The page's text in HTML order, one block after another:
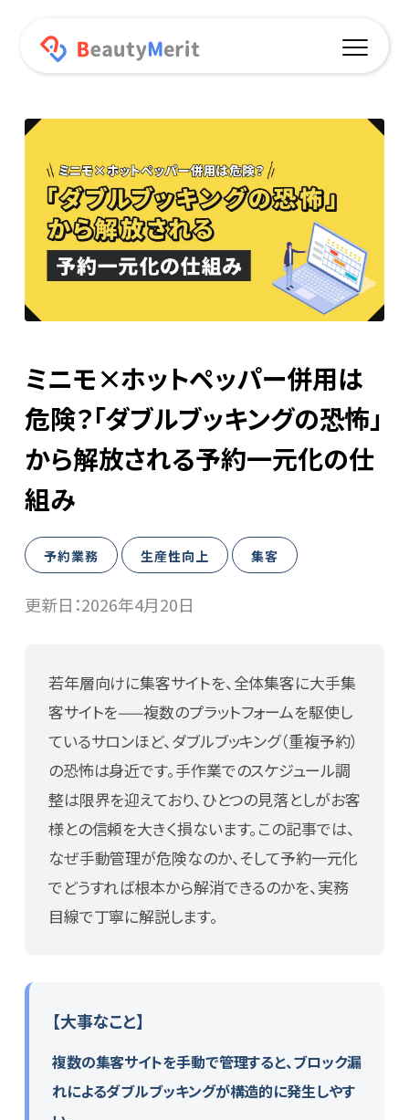
機能一覧
オリジナルアプリ
プッシュ通知
データ分析
WEB予約
ヘアサロン
ネイルサロン
エステ・リラクサロン
ニュース
BMマガジン
ミニモ×ホットペッパー併用は
危険？「ダブルブッキングの恐怖」
から解放される予約一元化の仕
組み
予約業務 生産性向上 集客
更新日：2026年4月20日
若年層向けに集客サイトを、全体集客に大手集
客サイトを——複数のプラットフォームを駆使し
ているサロンほど、ダブルブッキング（重複予約）
の恐怖は身近です。手作業でのスケジュール調
整は限界を迎えており、ひとつの見落としがお客
様との信頼を大きく損ないます。この記事では、
なぜ手動管理が危険なのか、そして予約一元化
でどうすれば根本から解消できるのかを、実務
目線で丁寧に解説します。
【大事なこと】
複数の集客サイトを手動で管理すると、ブロック漏
れによるダブルブッキングが構造的に発生しやす